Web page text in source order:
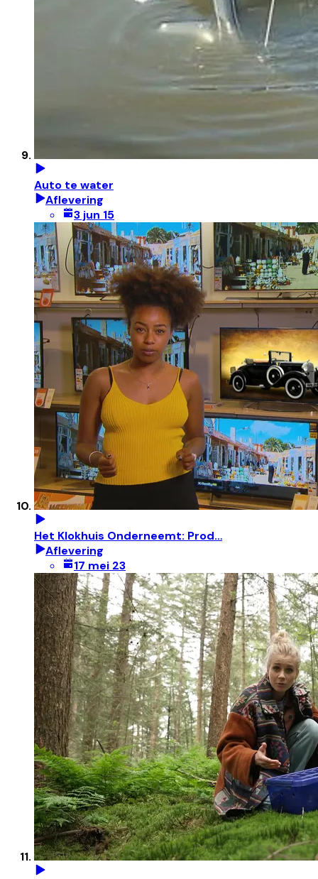
Auto te water
Aflevering
3 jun 15
Het Klokhuis Onderneemt: Prod…
Aflevering
17 mei 23